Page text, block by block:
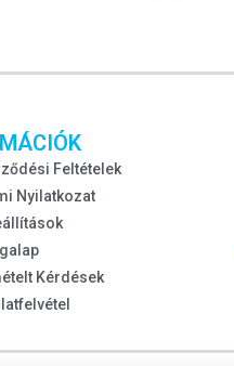
Feltételek
Nyilatkozat
Kérdések